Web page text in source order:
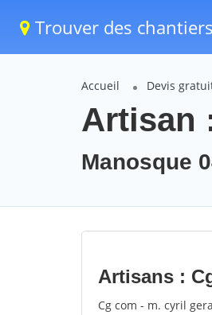
Trouver des chantiers
Accueil Devis
Artisan
Manosque
Artisans :
Cg com - m. cyril